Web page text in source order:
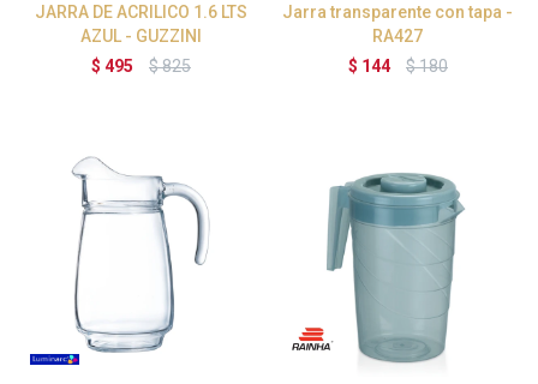
JARRA DE ACRILICO 1.6 LTS
AZUL - GUZZINI
$ 495 $825
Jarra transparente con tapa -
RA427
$ 144 $180